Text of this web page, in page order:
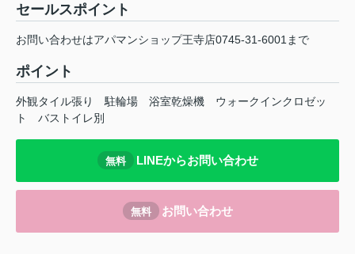
セールスポイント
お問い合わせはアパマンショップ王寺店0745-31-6001まで
ポイント
外観タイル張り 駐輪場 浴室乾燥機
ウォークインクロゼッ
ト
バストイレ別
無料 LINEからお問い合わせ
無料 お問い合わせ